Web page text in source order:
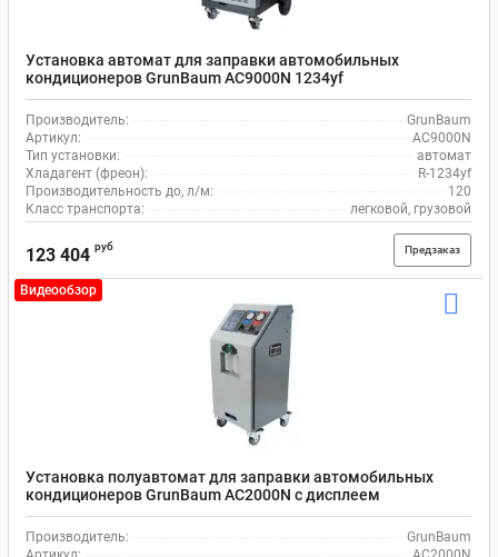
Установка автомат для заправки автомобильных
кондиционеров GrunBaum AC9000N 1234yf
Производитель:
GrunBaum
Артикул:
AC9000N
Тип установки:
автомат
Хладагент (фреон):
R-1234yf
Производительность до, л/м:
120
Класс транспорта:
легковой, грузовой
123 404 руб Предзаказ
Видеообзор
Установка полуавтомат для заправки автомобильных
кондиционеров GrunBaum AC2000N с дисплеем
Производитель:
GrunBaum